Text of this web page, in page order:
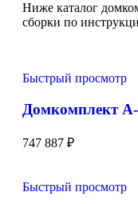
Ниже каталог
сборки по
Быстрый просмотр
Домкомплект А-
747 887 ₽
Быстрый просмотр